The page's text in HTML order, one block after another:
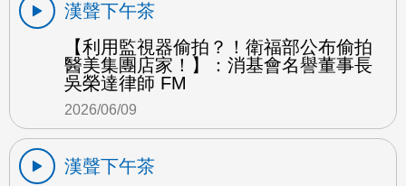
漢聲下午茶
【利用監視器偷拍？！衛福部公布偷拍
醫美集團店家！】：消基會名譽董事長
吳榮達律師 FM
2026/06/09
漢聲下午茶